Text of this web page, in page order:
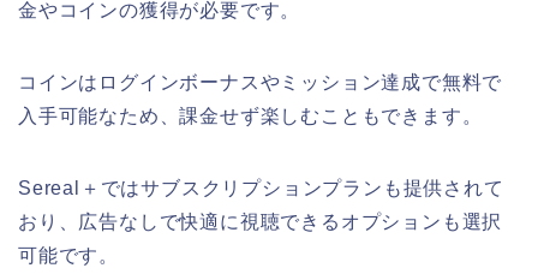
金やコインの獲得が必要です。
コインはログインボーナスやミッション達成で無料で
入手可能なため、課金せず楽しむこともできます。
Sereal＋ではサブスクリプションプランも提供されて
おり、広告なしで快適に視聴できるオプションも選択
可能です。